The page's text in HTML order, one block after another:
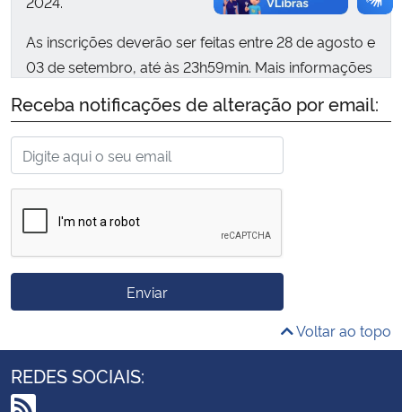
As inscrições deverão ser feitas entre 28 de agosto e
03 de setembro, até às 23h59min. Mais informações
Receba notificações de alteração por email:
Enviar
Voltar ao topo
REDES SOCIAIS: